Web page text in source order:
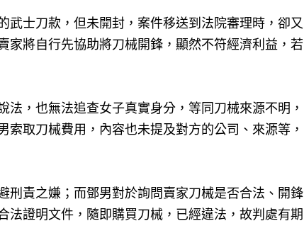
武士刀款，但未開封，案件移送到法院審理時，卻又
家將自行先協助將刀械開鋒，顯然不符經濟利益，若
，也無法追查女子真實身分，等同刀械來源不明，
取刀械費用，內容也未提及對方的公司、來源等，
刑責之嫌；而鄧男對於詢問賣家刀械是否合法、開鋒
法證明文件，隨即購買刀械，已經違法，故判處有期